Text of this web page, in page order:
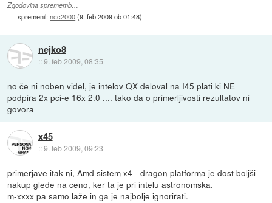
Zgodovina sprememb…
spremenil:ncc2000(9. feb 2009 ob 01:48)
nejko8
::9. feb 2009, 08:35
no če ni noben videl, je intelov QX deloval na I45 plati ki NE
podpira 2x pci-e 16x 2.0 .... tako da o primerljivosti rezultatov ni
govora
x45
::9. feb 2009, 09:23
primerjave itak ni, Amd sistem x4 - dragon platforma je dost boljši
nakup glede na ceno, ker ta je pri intelu astronomska.
m-xxxx pa samo laže in ga je najbolje ignorirati.